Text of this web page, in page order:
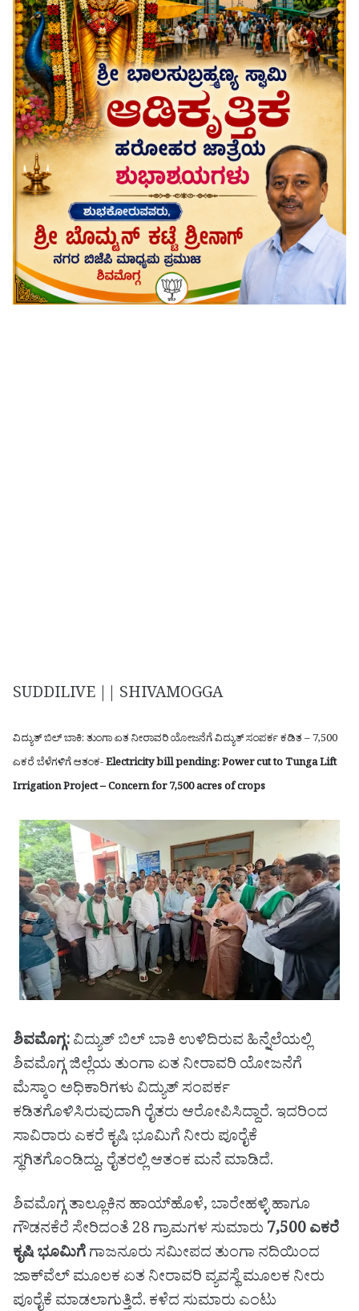
SUDDILIVE || SHIVAMOGGA
ವಿದ್ಯುತ್ ಬಿಲ್ ಬಾಕಿ: ತುಂಗಾ ಏತ ನೀರಾವರಿ ಯೋಜನೆಗೆ ವಿದ್ಯುತ್ ಸಂಪರ್ಕ ಕಡಿತ – 7,500
ಎಕರೆ ಬೆಳೆಗಳಿಗೆ ಆತಂಕ-Electricity bill pending: Power cut to Tunga Lift
Irrigation Project – Concern for 7,500 acres of crops
ಶಿವಮೊಗ್ಗ:ವಿದ್ಯುತ್ ಬಿಲ್ ಬಾಕಿ ಉಳಿದಿರುವ ಹಿನ್ನೆಲೆಯಲ್ಲಿ
ಶಿವಮೊಗ್ಗ ಜಿಲ್ಲೆಯ ತುಂಗಾ ಏತ ನೀರಾವರಿ ಯೋಜನೆಗೆ
ಮೆಸ್ಕಾಂ ಅಧಿಕಾರಿಗಳು ವಿದ್ಯುತ್ ಸಂಪರ್ಕ
ಕಡಿತಗೊಳಿಸಿರುವುದಾಗಿ ರೈತರು ಆರೋಪಿಸಿದ್ದಾರೆ. ಇದರಿಂದ
ಸಾವಿರಾರು ಎಕರೆ ಕೃಷಿ ಭೂಮಿಗೆ ನೀರು ಪೂರೈಕೆ
ಸ್ಥಗಿತಗೊಂಡಿದ್ದು, ರೈತರಲ್ಲಿ ಆತಂಕ ಮನೆ ಮಾಡಿದೆ.
ಶಿವಮೊಗ್ಗ ತಾಲ್ಲೂಕಿನ ಹಾಯ್‌ಹೊಳೆ, ಬಾರೇಹಳ್ಳಿ ಹಾಗೂ
ಗೌಡನಕೆರೆ ಸೇರಿದಂತೆ 28 ಗ್ರಾಮಗಳ ಸುಮಾರು 7,500 ಎಕರೆ
ಕೃಷಿ ಭೂಮಿಗೆಗಾಜನೂರು ಸಮೀಪದ ತುಂಗಾ ನದಿಯಿಂದ
ಜಾಕ್‌ವೆಲ್ ಮೂಲಕ ಏತ ನೀರಾವರಿ ವ್ಯವಸ್ಥೆ ಮೂಲಕ ನೀರು
ಪೂರೈಕೆ ಮಾಡಲಾಗುತ್ತಿದೆ. ಕಳೆದ ಸುಮಾರು ಎಂಟು